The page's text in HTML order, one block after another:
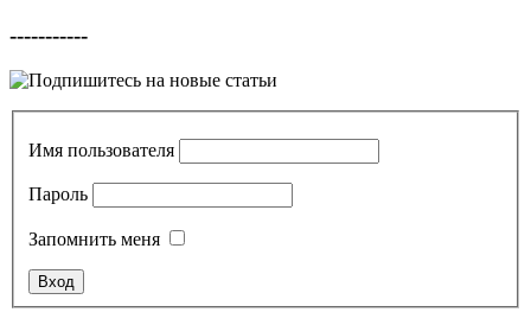
-----------
Имя пользователя
Пароль
Запомнить меня